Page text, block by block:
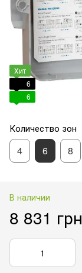
Хит
6
6
Количество зон
4 6 8
В наличии
8 831 грн